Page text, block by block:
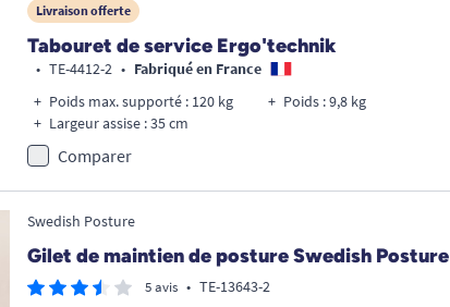
Livraison offerte
Tabouret de service Ergo'technik
• TE-4412-2 • Fabriqué en France
Poids max. supporté : 120 kg
Largeur assise : 35 cm
Poids : 9,8 kg
Comparer
Swedish Posture
Gilet de maintien de posture Swedish Posture
5 avis • TE-13643-2